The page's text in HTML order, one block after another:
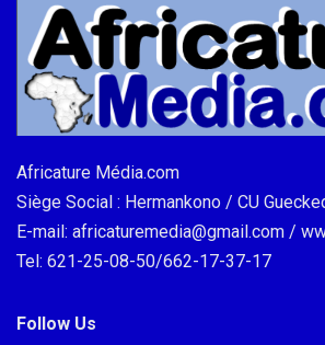
Africature Média.com
Siège Social : Hermankono / CU
E-mail: africaturemedia@gmail.com /
Tel: 621-25-08-50/662-17-37-17
Follow Us